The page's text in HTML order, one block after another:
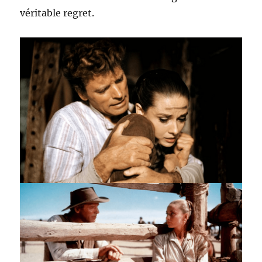
véritable regret.